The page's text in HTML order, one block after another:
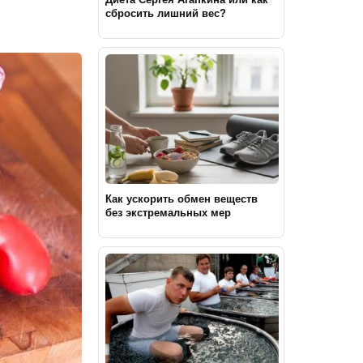
сбросить лишний вес?
Как ускорить обмен веществ
без экстремальных мер